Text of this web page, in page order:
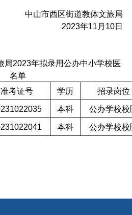
中山市西区街道教体文旅局
2023年11月10日
局2023年拟录用公办中小学校医
名单
准考证号 学历
招录岗位
本科
公办学校校
本科 公办学校校